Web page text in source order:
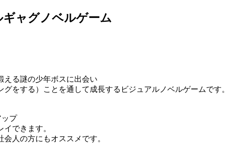
ャグノベルゲーム
える謎の少年ボスに出会い
をする）ことを通して成長するビジュアルノベルゲームです。
プ
できます。
人の方にもオススメです。